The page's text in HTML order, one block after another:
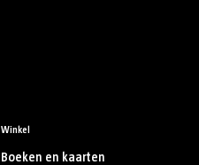
Winkel
Boeken en kaarten